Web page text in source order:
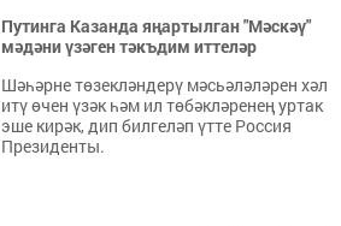
Путинга Казанда яңартылган "Мәскәү"
мәдәни үзәген тәкъдим иттеләр
Шәһәрне төзекләндерү мәсьәләләрен хәл
итү өчен үзәк һәм ил төбәкләренең уртак
эше кирәк, дип билгеләп үтте Россия
Президенты.